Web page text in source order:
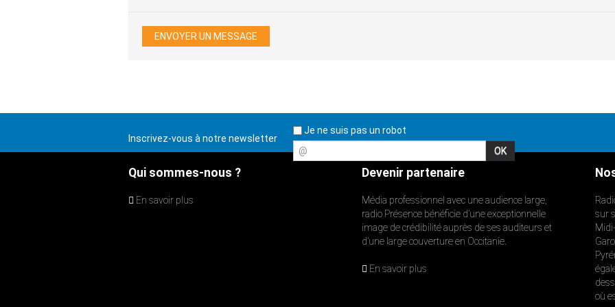
Inscrivez-vous à notre newsletter
Je ne suis pas un robot
@
Qui sommes-nous ?
En savoir plus
Devenir partenaire
Média professionnel avec une audience large,
radio Présence bénéficie d’une exceptionnelle
image de crédibilité auprès de ses auditeurs et
d’une large couverture en Occitanie.
En savoir plus
sur
où